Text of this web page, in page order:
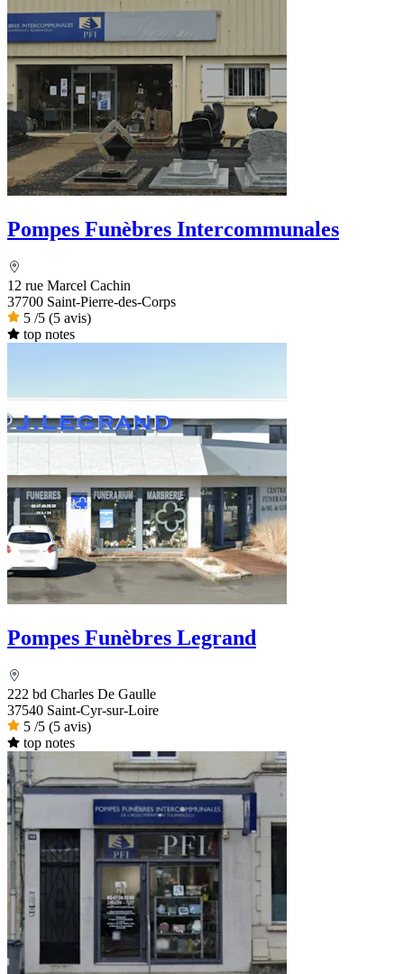
Pompes Funèbres Intercommunales
12 rue Marcel Cachin
37700 Saint-Pierre-des-Corps
5 /5 (5 avis)
top notes
Pompes Funèbres Legrand
222 bd Charles De Gaulle
37540 Saint-Cyr-sur-Loire
5 /5 (5 avis)
top notes